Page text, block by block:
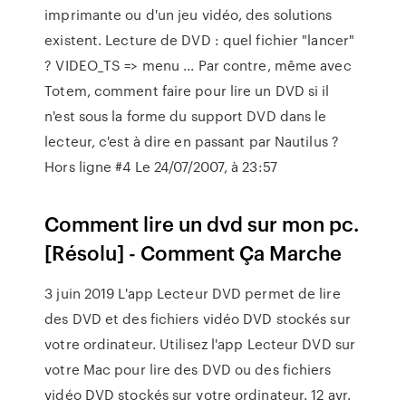
imprimante ou d'un jeu vidéo, des solutions
existent. Lecture de DVD : quel fichier "lancer"
? VIDEO_TS => menu ... Par contre, même avec
Totem, comment faire pour lire un DVD si il
n'est sous la forme du support DVD dans le
lecteur, c'est à dire en passant par Nautilus ?
Hors ligne #4 Le 24/07/2007, à 23:57
Comment lire un dvd sur mon pc.
[Résolu] - Comment Ça Marche
3 juin 2019 L'app Lecteur DVD permet de lire
des DVD et des fichiers vidéo DVD stockés sur
votre ordinateur. Utilisez l'app Lecteur DVD sur
votre Mac pour lire des DVD ou des fichiers
vidéo DVD stockés sur votre ordinateur. 12 avr.